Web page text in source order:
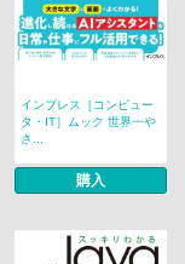
インプレス［コンピュー
タ・IT］ムック 世界一や
さ...
購入